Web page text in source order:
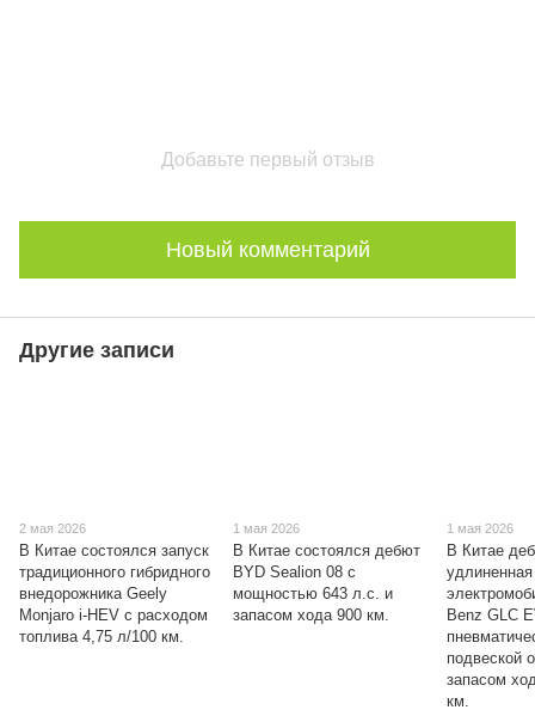
Добавьте первый отзыв
Новый комментарий
Другие записи
2 мая 2026
В Китае состоялся запуск
традиционного гибридного
внедорожника Geely
Monjaro i-HEV с расходом
топлива 4,75 л/100 км.
1 мая 2026
В Китае состоялся дебют
BYD Sealion 08 с
мощностью 643 л.с. и
запасом хода 900 км.
1 мая 2026
В Китае
Benz GLC
подвеской
запасом
км.